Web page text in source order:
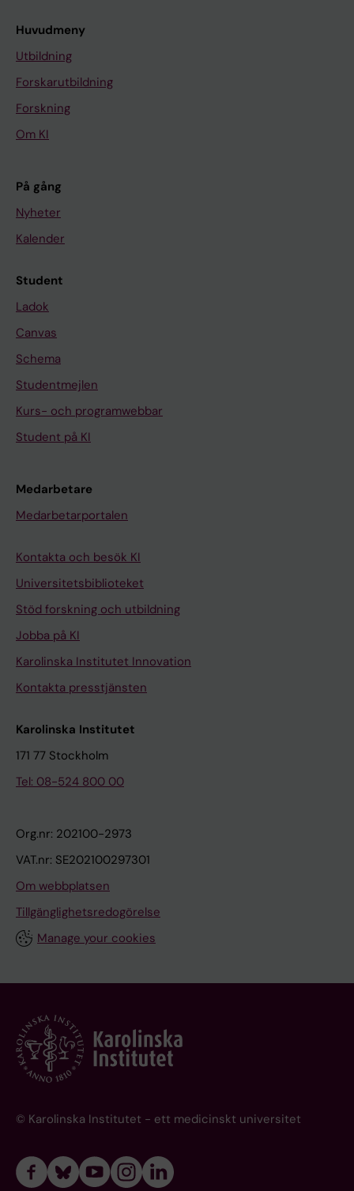
Huvudmeny
Utbildning
Forskarutbildning
Forskning
Om KI
På gång
Nyheter
Kalender
Student
Ladok
Canvas
Schema
Studentmejlen
Kurs- och programwebbar
Student på KI
Medarbetare
Medarbetarportalen
Kontakta och besök KI
Universitetsbiblioteket
Stöd forskning och utbildning
Jobba på KI
Karolinska Institutet Innovation
Kontakta presstjänsten
Karolinska Institutet
171 77 Stockholm
Tel: 08-524 800 00
Org.nr: 202100-2973
VAT.nr: SE202100297301
Om webbplatsen
Tillgänglighetsredogörelse
Manage your cookies
© Karolinska Institutet - ett medicinskt universitet